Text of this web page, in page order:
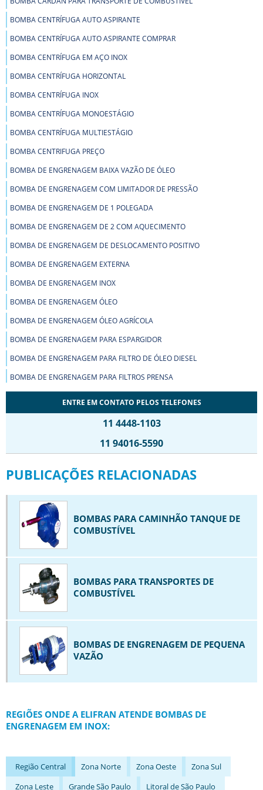
BOMBA CENTRÍFUGA AUTO ASPIRANTE
BOMBA CENTRÍFUGA AUTO ASPIRANTE COMPRAR
BOMBA CENTRÍFUGA EM AÇO INOX
BOMBA CENTRÍFUGA HORIZONTAL
BOMBA CENTRÍFUGA INOX
BOMBA CENTRÍFUGA MONOESTÁGIO
BOMBA CENTRÍFUGA MULTIESTÁGIO
BOMBA CENTRIFUGA PREÇO
BOMBA DE ENGRENAGEM BAIXA VAZÃO DE ÓLEO
BOMBA DE ENGRENAGEM COM LIMITADOR DE PRESSÃO
BOMBA DE ENGRENAGEM DE 1 POLEGADA
BOMBA DE ENGRENAGEM DE 2 COM AQUECIMENTO
BOMBA DE ENGRENAGEM DE DESLOCAMENTO POSITIVO
BOMBA DE ENGRENAGEM EXTERNA
BOMBA DE ENGRENAGEM INOX
BOMBA DE ENGRENAGEM ÓLEO
BOMBA DE ENGRENAGEM ÓLEO AGRÍCOLA
BOMBA DE ENGRENAGEM PARA ESPARGIDOR
BOMBA DE ENGRENAGEM PARA FILTRO DE ÓLEO DIESEL
BOMBA DE ENGRENAGEM PARA FILTROS PRENSA
BOMBA DE ENGRENAGEM PARA PRODUTOS VISCOSOS
BOMBA DE ENGRENAGEM PARA TRATOR
BOMBA DE ENGRENAGEM PARA UNIDADE HIDRÁULICA
BOMBA DE ENGRENAGEM POLIETILENO
BOMBA DE ENGRENAGEM PREÇO
BOMBA DE ENGRENAGEM PROJETO
BOMBA DE ENGRENAGEM S10
BOMBA DE ENGRENAGEM SENTIDO INVERSO
BOMBA DE PALHETA
BOMBA HIDRÁULICA ENGRENAGEM
BOMBA INDUSTRIAL
BOMBA MANCALIZADA
BOMBA PARA CAMINHÃO PIPA
BOMBA PARA EMULSÃO ASFÁLTICA
BOMBAS DE ENGRENAGEM EM INOX
ENTRE EM CONTATO PELOS TELEFONES
11 4448-1103
11 94016-5590
PUBLICAÇÕES RELACIONADAS
BOMBAS PARA CAMINHÃO TANQUE DE
COMBUSTÍVEL
BOMBAS PARA TRANSPORTES DE
COMBUSTÍVEL
BOMBAS DE ENGRENAGEM DE PEQUENA
VAZÃO
REGIÕES ONDE A ELIFRAN ATENDE BOMBAS DE
ENGRENAGEM EM INOX:
Região Central Zona Norte Zona Oeste
Zona Sul
Zona Leste
Grande São Paulo Litoral de São Paulo